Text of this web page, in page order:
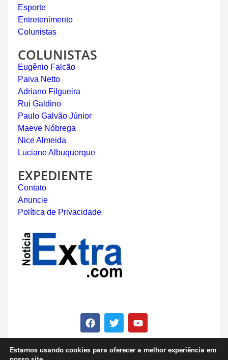
Esporte
Entretenimento
Colunistas
COLUNISTAS
Eugênio Falcão
Paiva Netto
Adriano Filgueira
Rui Galdino
Paulo Galvão Júnior
Maeve Nóbrega
Nice Almeida
Luciane Albuquerque
EXPEDIENTE
Contato
Anuncie
Política de Privacidade
Estamos usando cookies para oferecer a melhor experiência em